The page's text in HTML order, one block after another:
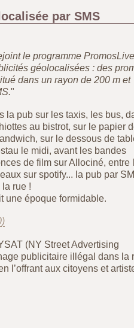
par SMS
le programme PromosLive
géolocalisées : des
dans un rayon de 200 m et
"
la pub sur les taxis, les bus,
au bistrot, sur le papier
sur le dessous de
le midi, avant les bandes
de film sur Allociné, entre
sur spotify... la pub par
rue !
une époque formidable.
(NY Street Advertising
publicitaire illégal dans la
l’offrant aux citoyens et